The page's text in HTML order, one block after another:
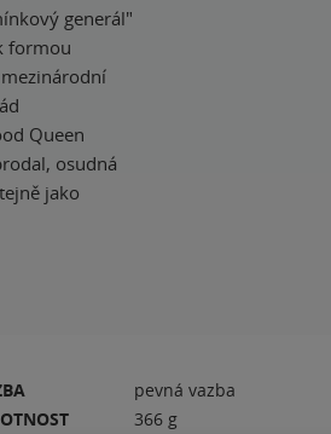
generál"
formou
Queen
osudná
jako
pevná vazba
366 g